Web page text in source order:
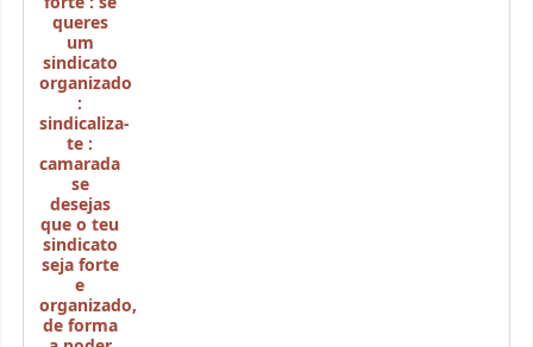
queres
um
sindicato
organizado
:
sindicaliza-
te :
camarada
se
desejas
que o teu
sindicato
seja forte
e
organizado,
de forma